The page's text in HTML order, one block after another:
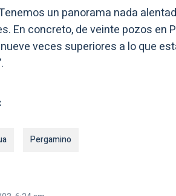
un panorama nada
En concreto, de veinte pozos en
veces superiores a lo que
Pergamino